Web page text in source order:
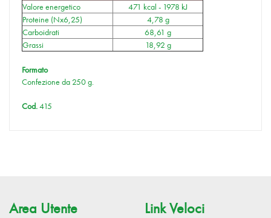
Valore energetico
471 kcal - 1978 kJ
Proteine (Nx6,25)
4,78 g
Carboidrati
68,61 g
Grassi
18,92 g
Formato
Confezione da 250 g.
Cod.415
Area Utente Link Veloci